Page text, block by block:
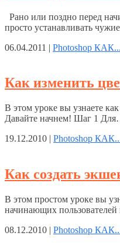
Рано или поздно перед
просто устанавливать
06.04.2011 | Photoshop КАК...
Как изменить
В этом уроке вы узнаете
Давайте начнем! Шаг 1
19.12.2010 | Photoshop
Как создать
В этом простом уроке вы
начинающих пользователей
08.12.2010 | Photoshop